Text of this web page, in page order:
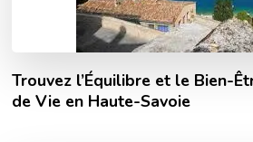
Trouvez l’Équilibre et le Bien-
de Vie en Haute-Savoie